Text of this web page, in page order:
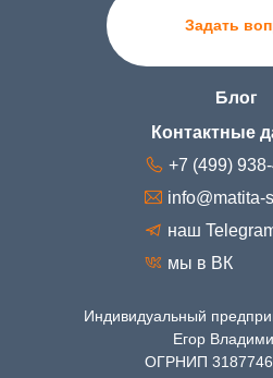
Задать
мы в ВК
наш
+7 (499)
Блог
Контактные
info@matita-
Индивидуальный
Егор
ОГРНИП